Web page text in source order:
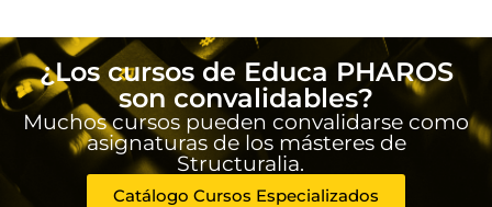
¿Los cursos de Educa PHAROS
son convalidables?
Muchos cursos pueden convalidarse como
asignaturas de los másteres de
Structuralia.
Catálogo Cursos Especializados